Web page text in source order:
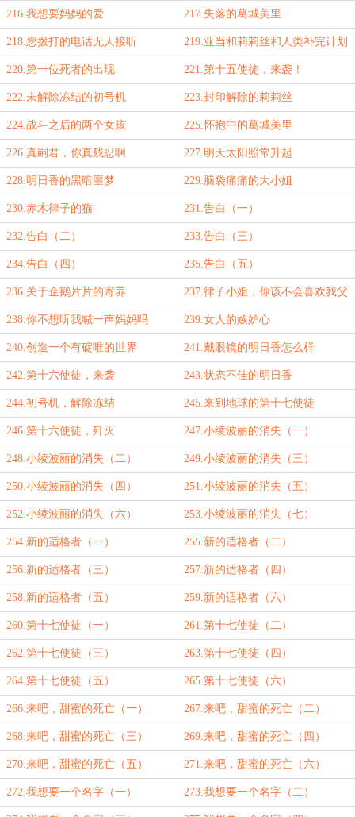
216.我想要妈妈的爱 217.失落的葛城美里
218.您拨打的电话无人接听 219.亚当和莉莉丝和人类补完计划
的全貌
220.第一位死者的出现 221.第十五使徒，来袭！
222.未解除冻结的初号机 223.封印解除的莉莉丝
224.战斗之后的两个女孩 225.怀抱中的葛城美里
226.真嗣君，你真残忍啊 227.明天太阳照常升起
228.明日香的黑暗噩梦 229.脑袋痛痛的大小姐
230.赤木律子的猫 231.告白（一）
232.告白（二） 233.告白（三）
234.告白（四） 235.告白（五）
236.关于企鹅片片的寄养 237.律子小姐，你该不会喜欢我父
亲吧？
238.你不想听我喊一声妈妈吗 239.女人的嫉妒心
240.创造一个有碇唯的世界 241.戴眼镜的明日香怎么样
242.第十六使徒，来袭 243.状态不佳的明日香
244.初号机，解除冻结 245.来到地球的第十七使徒
246.第十六使徒，歼灭 247.小绫波丽的消失（一）
248.小绫波丽的消失（二） 249.小绫波丽的消失（三）
250.小绫波丽的消失（四） 251.小绫波丽的消失（五）
252.小绫波丽的消失（六） 253.小绫波丽的消失（七）
254.新的适格者（一） 255.新的适格者（二）
256.新的适格者（三） 257.新的适格者（四）
258.新的适格者（五） 259.新的适格者（六）
260.第十七使徒（一） 261.第十七使徒（二）
262.第十七使徒（三） 263.第十七使徒（四）
264.第十七使徒（五） 265.第十七使徒（六）
266.来吧，甜蜜的死亡（一） 267.来吧，甜蜜的死亡（二）
268.来吧，甜蜜的死亡（三） 269.来吧，甜蜜的死亡（四）
270.来吧，甜蜜的死亡（五） 271.来吧，甜蜜的死亡（六）
272.我想要一个名字（一） 273.我想要一个名字（二）